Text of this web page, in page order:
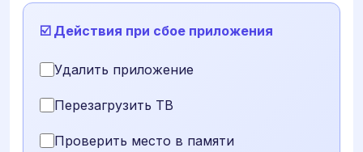
☑️ Действия при сбое приложения
Удалить приложение
Перезагрузить ТВ
Проверить место в памяти